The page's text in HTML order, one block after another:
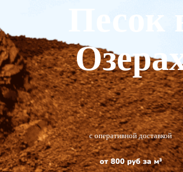
Песок
с оперативной доставкой
от 800 руб за м³